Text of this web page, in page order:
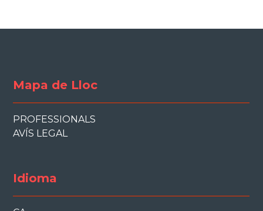
Mapa de Lloc
PROFESSIONALS
AVÍS LEGAL
Idioma